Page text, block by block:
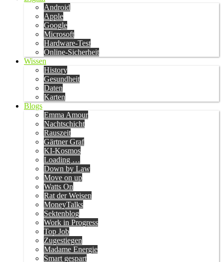
Android
Apple
Google
Microsoft
Hardware-Test
Online-Sicherheit
Wissen
History
Gesundheit
Daten
Karten
Blogs
Emma Amour
Nachtschicht
Rauszeit
Gärtner Graf
KI-Kosmos
Loading …
Down by Law
Move on up
Watts On
Rat der Weisen
MoneyTalks
Sektenblog
Work in Progress
Top Job
Zugestiegen
Madame Energie
Smart gespart